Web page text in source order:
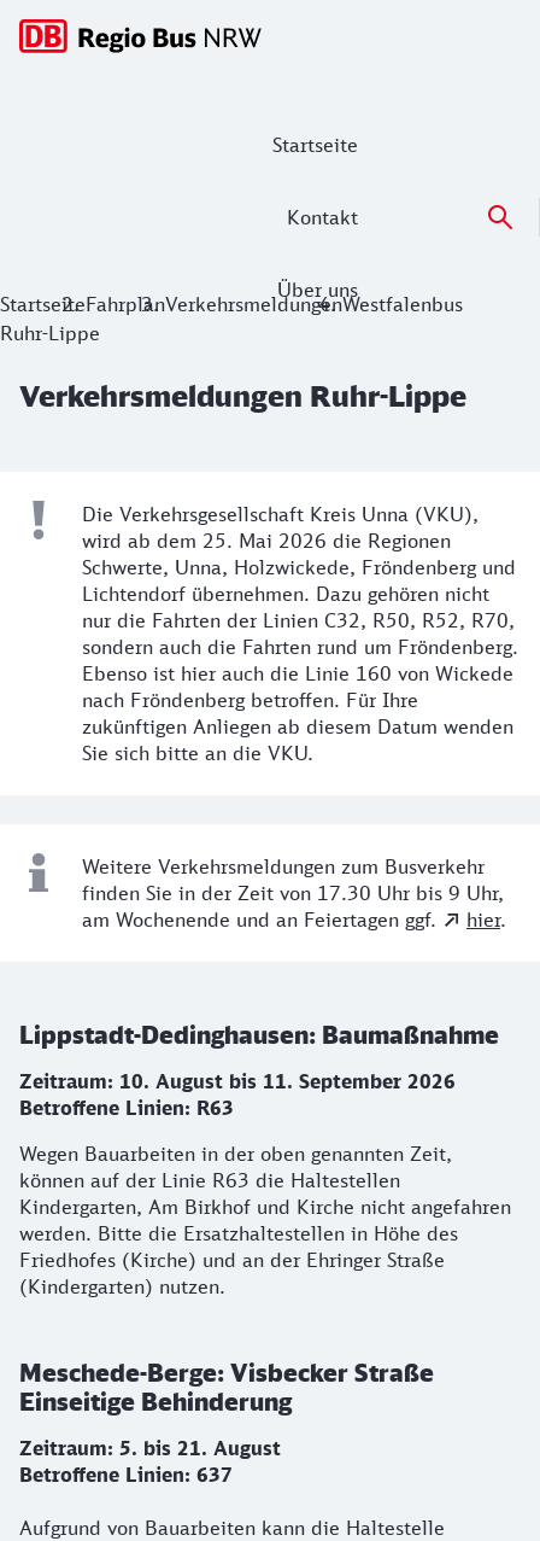
Startseite
Kontakt
Über uns
Hauptnavigation
Verkehrsmeldungen Ruhr-Lippe
StartseiteFahrplanVerkehrsmeldungenWestfalenbus
Ruhr-Lippe
Verkehrsmeldungen Ruhr-Lippe
VKU übernimmt Regionen
Die Verkehrsgesellschaft Kreis Unna (VKU),
wird ab dem 25. Mai 2026 die Regionen
Schwerte, Unna, Holzwickede, Fröndenberg und
Lichtendorf übernehmen. Dazu gehören nicht
nur die Fahrten der Linien C32, R50, R52, R70,
sondern auch die Fahrten rund um Fröndenberg.
Ebenso ist hier auch die Linie 160 von Wickede
nach Fröndenberg betroffen. Für Ihre
zukünftigen Anliegen ab diesem Datum wenden
Sie sich bitte an die VKU.
Weitere Verkehrsmeldungen zum Busverkehr
finden Sie in der Zeit von 17.30 Uhr bis 9 Uhr,
am Wochenende und an Feiertagen ggf.
hier.
Lippstadt-Dedinghausen: Baumaßnahme
Zeitraum: 10. August bis 11. September 2026
Betroffene Linien: R63
Wegen Bauarbeiten in der oben genannten Zeit,
können auf der Linie R63 die Haltestellen
Kindergarten, Am Birkhof und Kirche nicht angefahren
werden. Bitte die Ersatzhaltestellen in Höhe des
Friedhofes (Kirche) und an der Ehringer Straße
(Kindergarten) nutzen.
Meschede-Berge: Visbecker Straße
Einseitige Behinderung
Zeitraum: 5. bis 21. August
Betroffene Linien: 637
Aufgrund von Bauarbeiten kann die Haltestelle